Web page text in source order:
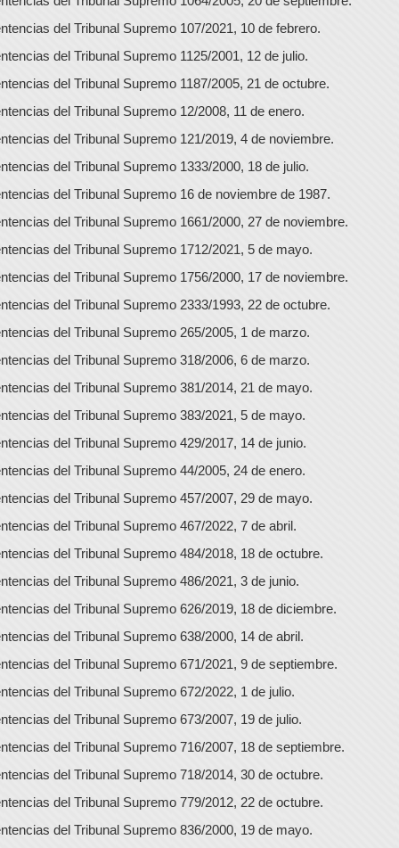
del Tribunal Supremo 107/2021, 10 de febrero.
del Tribunal Supremo 1125/2001, 12 de julio.
del Tribunal Supremo 1187/2005, 21 de octubre.
del Tribunal Supremo 12/2008, 11 de enero.
del Tribunal Supremo 121/2019, 4 de noviembre.
del Tribunal Supremo 1333/2000, 18 de julio.
del Tribunal Supremo 16 de noviembre de 1987.
del Tribunal Supremo 1661/2000, 27 de noviembre.
del Tribunal Supremo 1712/2021, 5 de mayo.
del Tribunal Supremo 1756/2000, 17 de noviembre.
del Tribunal Supremo 2333/1993, 22 de octubre.
del Tribunal Supremo 265/2005, 1 de marzo.
del Tribunal Supremo 318/2006, 6 de marzo.
del Tribunal Supremo 381/2014, 21 de mayo.
del Tribunal Supremo 383/2021, 5 de mayo.
del Tribunal Supremo 429/2017, 14 de junio.
del Tribunal Supremo 44/2005, 24 de enero.
del Tribunal Supremo 457/2007, 29 de mayo.
del Tribunal Supremo 467/2022, 7 de abril.
del Tribunal Supremo 484/2018, 18 de octubre.
del Tribunal Supremo 486/2021, 3 de junio.
del Tribunal Supremo 626/2019, 18 de diciembre.
del Tribunal Supremo 638/2000, 14 de abril.
del Tribunal Supremo 671/2021, 9 de septiembre.
del Tribunal Supremo 672/2022, 1 de julio.
del Tribunal Supremo 673/2007, 19 de julio.
del Tribunal Supremo 716/2007, 18 de septiembre.
del Tribunal Supremo 718/2014, 30 de octubre.
del Tribunal Supremo 779/2012, 22 de octubre.
del Tribunal Supremo 836/2000, 19 de mayo.